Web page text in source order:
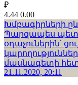
₽
4.44 0.00
Խմբագիրների
Պարզապես պետք
օդաչուներին՝
մասնագետի
21.11.2020, 20:11